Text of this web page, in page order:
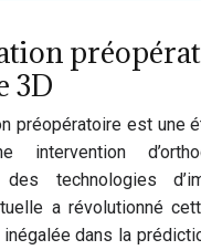
3D
préopératoire est une
intervention
des technologies
a révolutionné
dans la